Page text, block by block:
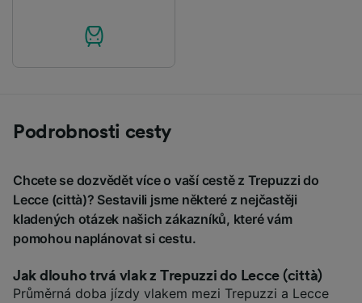
Podrobnosti cesty
Chcete se dozvědět více o vaší cestě z Trepuzzi do
Lecce (città)? Sestavili jsme některé z nejčastěji
kladených otázek našich zákazníků, které vám
pomohou naplánovat si cestu.
Jak dlouho trvá vlak z Trepuzzi do Lecce (città)
Průměrná doba jízdy vlakem mezi Trepuzzi a Lecce